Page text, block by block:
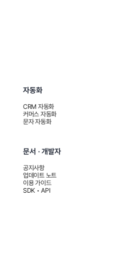
자동화
CRM 자동화
커머스 자동화
문자 자동화
문서 · 개발자
공지사항
업데이트 노트
이용 가이드
SDK • API